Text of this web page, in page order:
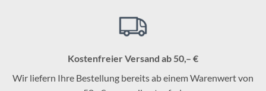
Kostenfreier Versand ab 50,– €
Wir liefern Ihre Bestellung bereits ab einem Warenwert von